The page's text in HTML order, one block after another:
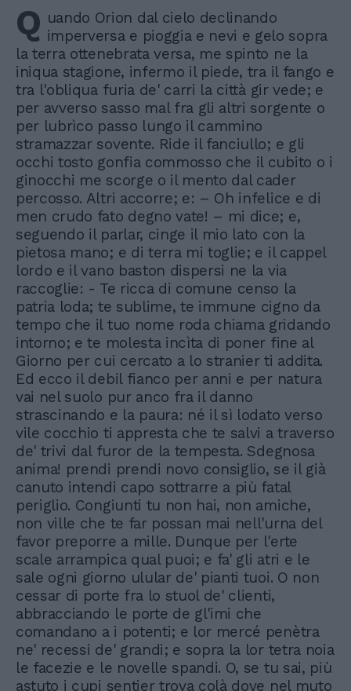
Q uando Orion dal cielo declinando
imperversa e pioggia e nevi e gelo sopra
la terra ottenebrata versa, me spinto ne la
iniqua stagione, infermo il piede, tra il fango e
tra l'obliqua furia de' carri la città gir vede; e
per avverso sasso mal fra gli altri sorgente o
per lubrìco passo lungo il cammino
stramazzar sovente. Ride il fanciullo; e gli
occhi tosto gonfia commosso che il cubito o i
ginocchi me scorge o il mento dal cader
percosso. Altri accorre; e: – Oh infelice e di
men crudo fato degno vate! – mi dice; e,
seguendo il parlar, cinge il mio lato con la
pietosa mano; e di terra mi toglie; e il cappel
lordo e il vano baston dispersi ne la via
raccoglie: - Te ricca di comune censo la
patria loda; te sublime, te immune cigno da
tempo che il tuo nome roda chiama gridando
intorno; e te molesta incìta di poner fine al
Giorno per cui cercato a lo stranier ti addita.
Ed ecco il debil fianco per anni e per natura
vai nel suolo pur anco fra il danno
strascinando e la paura: né il sì lodato verso
vile cocchio ti appresta che te salvi a traverso
de' trivi dal furor de la tempesta. Sdegnosa
anima! prendi prendi novo consiglio, se il già
canuto intendi capo sottrarre a più fatal
periglio. Congiunti tu non hai, non amiche,
non ville che te far possan mai nell'urna del
favor preporre a mille. Dunque per l'erte
scale arrampica qual puoi; e fa' gli atri e le
sale ogni giorno ulular de' pianti tuoi. O non
cessar di porte fra lo stuol de' clienti,
abbracciando le porte de gl'imi che
comandano a i potenti; e lor mercé penètra
ne' recessi de' grandi; e sopra la lor tetra noia
le facezie e le novelle spandi. O, se tu sai, più
astuto i cupi sentier trova colà dove nel muto